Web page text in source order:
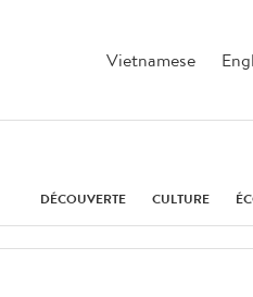
Vietnamese
DÉCOUVERTE CULTURE